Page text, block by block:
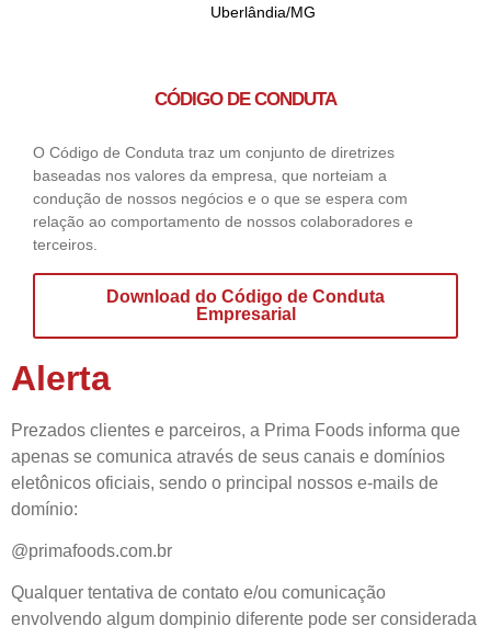
Uberlândia/MG
CÓDIGO DE CONDUTA
O Código de Conduta traz um conjunto de diretrizes
baseadas nos valores da empresa, que norteiam a
condução de nossos negócios e o que se espera com
relação ao comportamento de nossos colaboradores e
terceiros.
Download do Código de Conduta
Empresarial
Alerta
Prezados clientes e parceiros, a Prima Foods informa que
apenas se comunica através de seus canais e domínios
eletônicos oficiais, sendo o principal nossos e-mails de
domínio:
@primafoods.com.br
Qualquer tentativa de contato e/ou comunicação
envolvendo algum dompinio diferente pode ser considerada